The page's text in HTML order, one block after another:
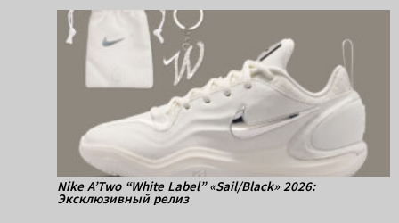
Nike A’Two “White Label” «Sail/Black» 2026:
Эксклюзивный релиз